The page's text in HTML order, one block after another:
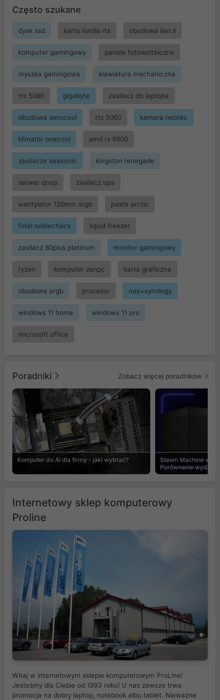
Często szukane
dysk ssd karta nvidia rtx obudowa lian li
komputer gamingowy panele fotowoltaiczne
myszka gamingowa klawiatura mechaniczna
rtx 5080 gigabyte zasilacz do laptopa
obudowa aerocool rtx 5060 kamera neotec
klimator onecool amd rx 6600
zasilacze seasonic kingston renegade
serwer qnap zasilacz ups
wentylator 120mm argb pasta arctic
fotel noblechairs liquid freezer
zasilacz 80plus platinum monitor gamingowy
ryzen komputer zenpc karta graficzna
obudowa argb procesor nas+synology
windows 11 home windows 11 pro
microsoft office
Poradniki Zobacz więcej poradników
Komputer do AI dla firmy - jaki wybrać?
Steam Machine vs
Porównanie
Internetowy sklep komputerowy
Proline
Witaj w internetowym sklepie komputerowym ProLine!
Jesteśmy dla Ciebie od 1993 roku! U nas zawsze trwa
promocja na dobry laptop, notebook albo tablet. Nieważne